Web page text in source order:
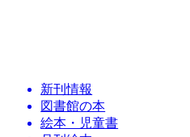
新刊情報
図書館の本
絵本・児童書